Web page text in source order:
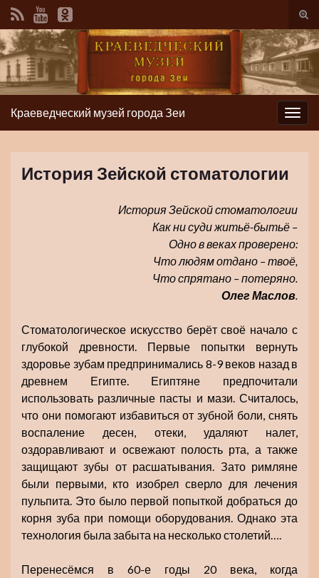
Вкл/
Вкл/
выкл
Краеведческий музей города Зеи
История Зейской стоматологии
История Зейской стоматологии
Как ни суди житьё-бытьё –
Одно в веках проверено:
Что людям отдано – твоё,
Что спрятано – потеряно.
Олег Маслов.
Стоматологическое искусство берёт своё начало с
глубокой древности. Первые попытки вернуть
здоровье зубам предпринимались 8-9 веков назад в
древнем Египте. Египтяне предпочитали
использовать различные пасты и мази. Считалось,
что они помогают избавиться от зубной боли, снять
воспаление десен, отеки, удаляют налет,
оздоравливают и освежают полость рта, а также
защищают зубы от расшатывания. Зато римляне
были первыми, кто изобрел сверло для лечения
пульпита. Это было первой попыткой добраться до
корня зуба при помощи оборудования. Однако эта
технология была забыта на несколько столетий….
Перенесёмся в 60-е годы 20 века, когда